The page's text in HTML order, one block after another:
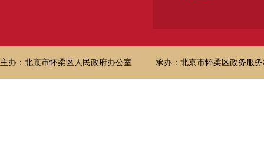
主办：北京市怀柔区人民政府办公室 承办：北京市怀柔区政务服